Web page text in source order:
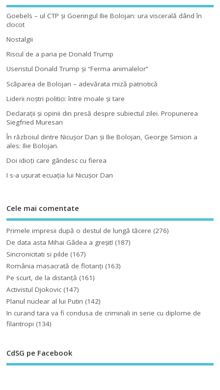
Goebels – ul CTP şi Goeringul Ilie Bolojan: ura viscerală dând în
clocot
Nostalgii
Riscul de a paria pe Donald Trump
Useristul Donald Trump şi “Ferma animalelor”
Scăparea de Bolojan – adevărata miză patriotică
Liderii noştri politici: între moale şi tare
Declaraţii şi opinii din presă despre subiectul zilei. Propunerea
Siegfried Muresan
În războiul dintre Nicuşor Dan şi Ilie Bolojan, George Simion a
ales: Ilie Bolojan.
Doi idioţi care gândesc cu fierea
I s-a uşurat ecuaţia lui Nicuşor Dan
Cele mai comentate
Primele impresii după o destul de lungă tăcere (276)
De data asta Mihai Gâdea a greşit! (187)
Sincronicitati si pilde (167)
România masacrată de flotanţi (163)
Pe scurt, de la distanță (161)
Activistul Djokovic (147)
Planul nuclear al lui Putin (142)
In curand tara va fi condusa de criminali in serie cu diplome de
filantropi (134)
CdSG pe Facebook